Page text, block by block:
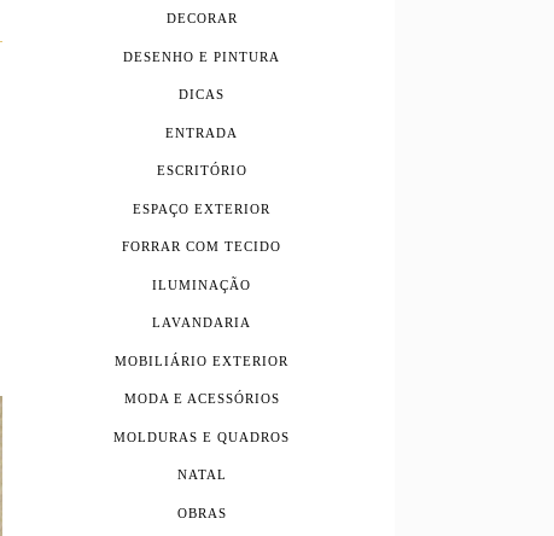
DECORAR
DESENHO E PINTURA
DICAS
ENTRADA
ESCRITÓRIO
ESPAÇO EXTERIOR
FORRAR COM TECIDO
ILUMINAÇÃO
LAVANDARIA
MOBILIÁRIO EXTERIOR
MODA E ACESSÓRIOS
MOLDURAS E QUADROS
NATAL
OBRAS